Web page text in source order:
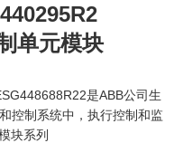
单元模块
是ABB公司生
控制系统中，执行控制和监
块系列